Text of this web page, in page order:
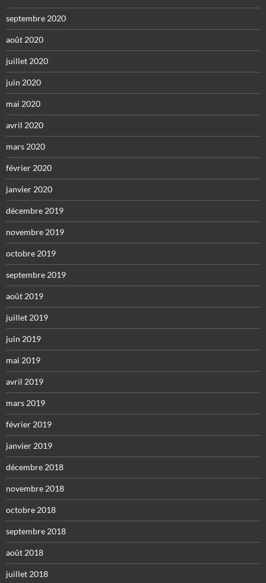
septembre 2020
août 2020
juillet 2020
juin 2020
mai 2020
avril 2020
mars 2020
février 2020
janvier 2020
décembre 2019
novembre 2019
octobre 2019
septembre 2019
août 2019
juillet 2019
juin 2019
mai 2019
avril 2019
mars 2019
février 2019
janvier 2019
décembre 2018
novembre 2018
octobre 2018
septembre 2018
août 2018
juillet 2018